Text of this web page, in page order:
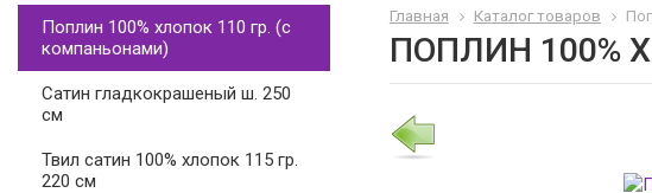
Поплин 100% хлопок 110 гр. (с
компаньонами)
Cатин гладкокрашеный ш. 250
см
Твил сатин 100% хлопок 115 гр.
220 см
Главная Каталог товаров
ПОПЛИН 100%